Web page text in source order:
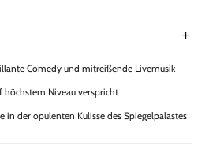
Comedy und mitreißende Livemusik
höchstem Niveau verspricht
in der opulenten Kulisse des Spiegelpalastes